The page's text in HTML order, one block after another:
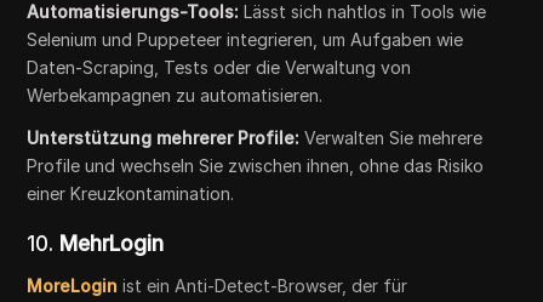
Automatisierungs-Tools: Lässt sich nahtlos in Tools wie
Selenium und Puppeteer integrieren, um Aufgaben wie
Daten-Scraping, Tests oder die Verwaltung von
Werbekampagnen zu automatisieren.
Unterstützung mehrerer Profile: Verwalten Sie mehrere
Profile und wechseln Sie zwischen ihnen, ohne das Risiko
einer Kreuzkontamination.
10. MehrLogin
MoreLogin ist ein Anti-Detect-Browser, der für